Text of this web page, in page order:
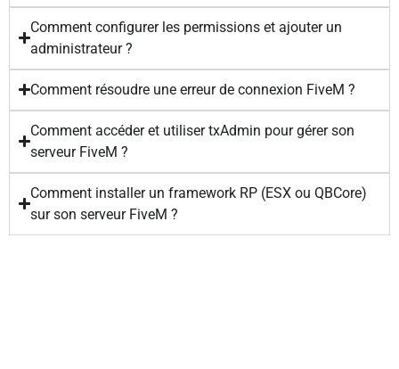
Comment configurer les permissions et ajouter un
administrateur ?
Comment résoudre une erreur de connexion FiveM ?
Comment accéder et utiliser txAdmin pour gérer son
serveur FiveM ?
Comment installer un framework RP (ESX ou QBCore)
sur son serveur FiveM ?